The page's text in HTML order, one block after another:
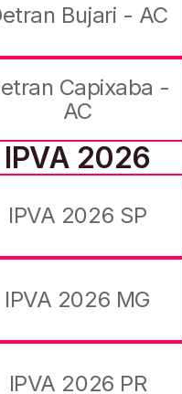
Bujari - AC
Capixaba -
AC
IPVA 2026
IPVA 2026 SP
IPVA 2026 MG
IPVA 2026 PR